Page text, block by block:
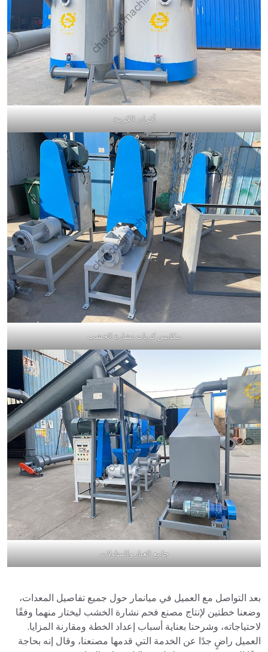
أفران الكربنة
مكابس كريات نشارة الخشب
جامع الغبار والمناولات
بعد التواصل مع العميل في ميانمار حول جميع تفاصيل المعدات،
وضعنا خطتين لإنتاج مصنع فحم نشارة الخشب ليختار منهما وفقًا
لاحتياجاته، وشرحنا بعناية أسباب إعداد الخطة ومقارنة المزايا.
العميل راضٍ جدًا عن الخدمة التي قدمها مصنعنا، وقال إنه بحاجة